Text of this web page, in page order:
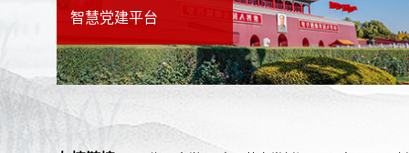
智慧党建平台
郑州大学 中国共产党新闻网 人民网